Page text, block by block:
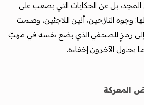
بل عن الحكايات التي يصعب على
وجوه النازحين، أنين اللاجئين، وصمت
إلى رمزٍ للصحفي الذي يضع نفسه في مهبّ
يحاول الآخرون إخفاءه.